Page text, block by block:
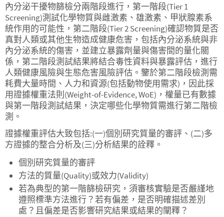
內分泌干擾物篩檢分兩階段進行，第一階段(Tier 1
Screening)測試化學物質與雌激素、雄激素、甲狀腺素系
統作用的可能性，第二階段(Tier 2 Screening)確認物質是否
真對人類或其他生物造成健康危害，包括內分泌系統與非
內分泌系統的傷害，並建立暴露劑量與傷害間的量化關
係，第二階段測試結果將結合毒性資料與暴露評估，進行
人類健康風險與生態危害風險評估。鑒於第二階段檢測需
耗費大量時間、人力和資源(包括動物使用需求)，因此採
用證據權重法則(Weight-of-Evidence, WoE)，權量已有數據
與第一階段測試結果，決定哪些化學物質需進行第二階檢
測。
證據權重評估大致包括:(一)個別研究質量的審評、(二)多
方證據的整合分析及(三)分析結果的詮釋。
個別研究質量的審評
方法的質量(Quality)或效力(Validity)
若為典型的第一階篩檢研究，須審核實驗是否嚴謹地
遵照標準方法進行？若有偏差，是否明確描述差別
處？且偏差是否影響研究結果或結果的闡釋？